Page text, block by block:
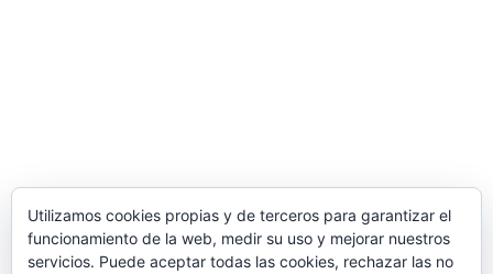
Utilizamos cookies propias y de terceros para garantizar el
funcionamiento de la web, medir su uso y mejorar nuestros
servicios. Puede aceptar todas las cookies, rechazar las no